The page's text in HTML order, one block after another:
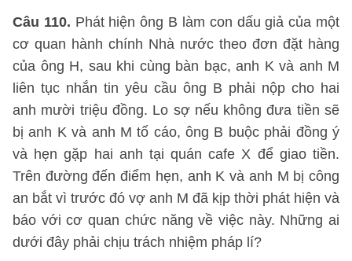
Câu 110. Phát hiện ông B làm con dấu giả của một
cơ quan hành chính Nhà nước theo đơn đặt hàng
của ông H, sau khi cùng bàn bạc, anh K và anh M
liên tục nhắn tin yêu cầu ông B phải nộp cho hai
anh mười triệu đồng. Lo sợ nếu không đưa tiền sẽ
bị anh K và anh M tố cáo, ông B buộc phải đồng ý
và hẹn gặp hai anh tại quán cafe X để giao tiền.
Trên đường đến điểm hẹn, anh K và anh M bị công
an bắt vì trước đó vợ anh M đã kịp thời phát hiện và
báo với cơ quan chức năng về việc này. Những ai
dưới đây phải chịu trách nhiệm pháp lí?